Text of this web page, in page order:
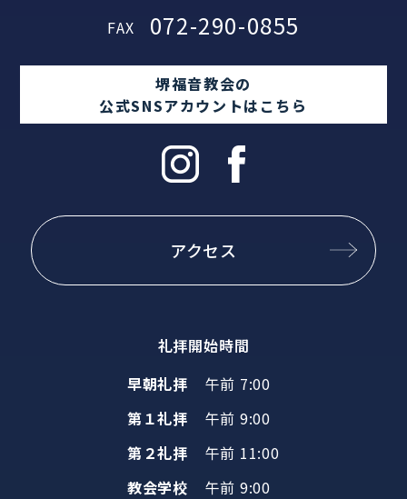
FAX 072-290-0855
堺福音教会の
公式SNSアカウントはこちら
アクセス
礼拝開始時間
早朝礼拝
午前 7:00
第１礼拝
午前 9:00
第２礼拝
午前 11:00
教会学校
午前 9:00